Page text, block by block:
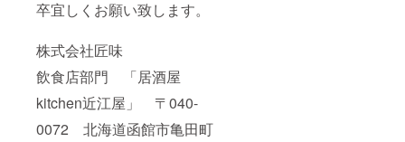
卒宜しくお願い致します。
株式会社匠味
飲食店部門 「居酒屋
kitchen近江屋」 〒040-
0072 北海道函館市亀田町